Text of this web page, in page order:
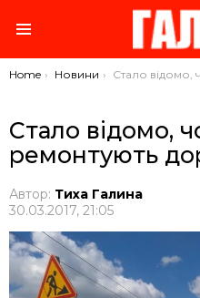
You are here:
Home Новини Стало відомо, чому не ремонтують дорогу на дамбі
Стало відомо,
ремонтують
Автор: Тиха Галина
30.03.2017, 21:05